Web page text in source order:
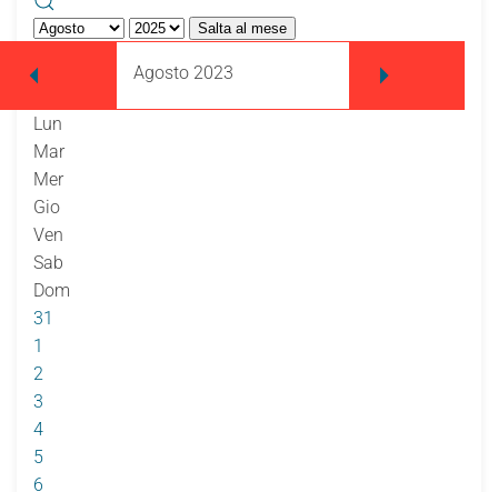
Salta al mese
Agosto 2023
Lun
Mar
Mer
Gio
Ven
Sab
Dom
31
1
2
3
4
5
6